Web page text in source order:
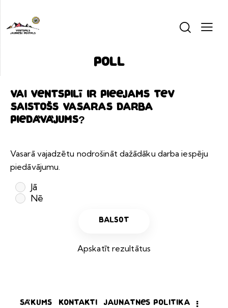
poll
Vai Ventspilī ir pieejams tev
saistošs vasaras darba
piedāvājums?
Vasarā vajadzētu nodrošināt dažādāku darba iespēju
piedāvājumu.
Jā
Nē
Apskatīt rezultātus
Sākums Kontakti Jaunatnes politika